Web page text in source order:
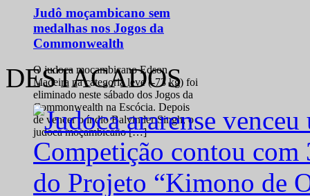
Judô moçambicano sem
medalhas nos Jogos da
Commonwealth
O judoca moçambicano Edson
Madeira na categoria leve (-73 kg) foi
eliminado neste sábado dos Jogos da
Commonwealth na Escócia. Depois
de vencer o índio Balvinder Singh, o
judoca moçambicano […]
DESTACADOS